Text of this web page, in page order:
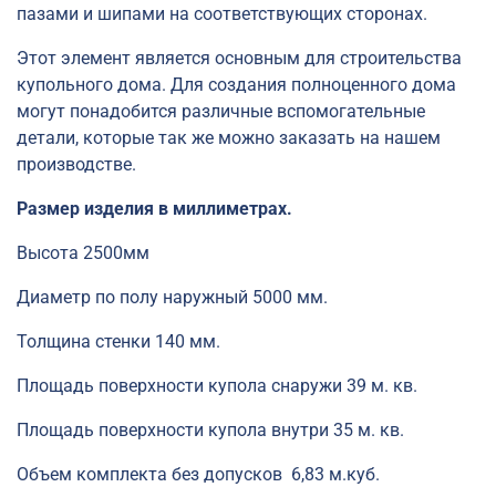
пазами и шипами на соответствующих сторонах.
Этот элемент является основным для строительства
купольного дома. Для создания полноценного дома
могут понадобится различные вспомогательные
детали, которые так же можно заказать на нашем
производстве.
Размер изделия в миллиметрах.
Высота 2500мм
Диаметр по полу наружный 5000 мм.
Толщина стенки 140 мм.
Площадь поверхности купола снаружи 39 м. кв.
Площадь поверхности купола внутри 35 м. кв.
Объем комплекта без допусков 6,83 м.куб.